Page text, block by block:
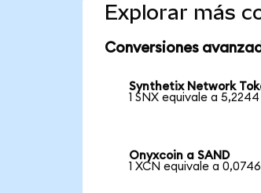
Explorar más
Conversiones
Synthetix Network
1 SNX equivale a
Onyxcoin a SAND
1 XCN equivale a